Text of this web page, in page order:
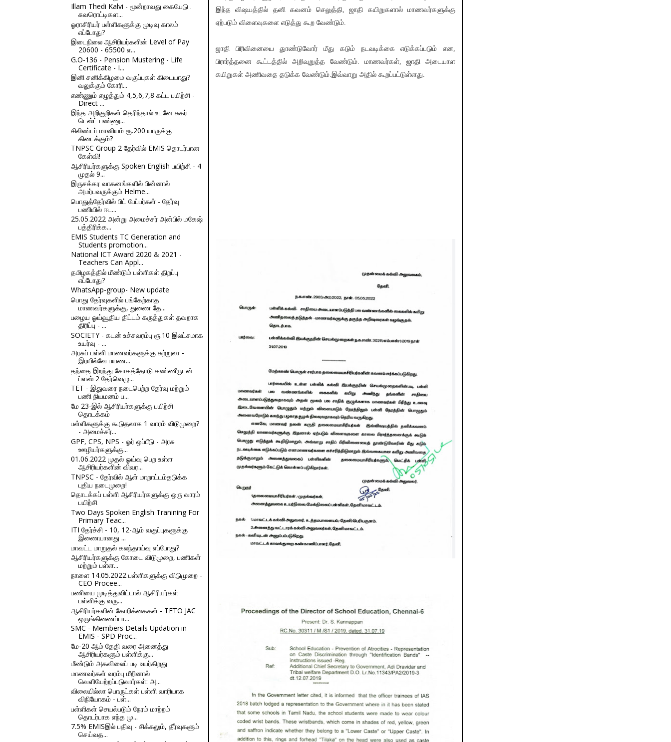
Illam Thedi Kalvi - மூன்றாவது கையேடு .
சுவரொட்டிகள...
ஓராசிரியர் பள்ளிகளுக்கு முடிவு காலம்
எப்போது?
இடைநிலை ஆசிரியர்களின் Level of Pay
20600 - 65500 எ...
G.O-136 - Pension Mustering - Life
Certificate - I...
இனி சனிக்கிழமை வகுப்புகள் கிடையாது?
வலுக்கும் கோரி...
எண்ணும் எழுத்தும் 4,5,6,7,8 கட்ட பயிற்சி -
Direct ...
இந்த அறிகுறிகள் தெரிந்தால் உடனே சுகர்
டெஸ்ட் பண்ணு...
சிலிண்டா் மானியம் ரூ.200 யாருக்கு
கிடைக்கும்?
TNPSC Group 2 தேர்வில் EMIS தொடர்பான
கேள்வி!
ஆசிரியர்களுக்கு Spoken English பயிற்சி - 4
முதல் 9...
இருசக்கர வாகனங்களில் பின்னால்
அமர்பவருக்கும் Helme...
பொதுத்தேர்வில் பிட் பேப்பர்கள் - தேர்வு
பணியில் ஈட...
25.05.2022 அன்று அமைச்சர் அன்பில் மகேஷ்
பத்திரிக்க...
EMIS Students TC Generation and
Students promotion...
National ICT Award 2020 & 2021 -
Teachers Can Appl...
தமிழகத்தில் மீண்டும் பள்ளிகள் திறப்பு
எப்போது?
WhatsApp-group- New update
பொது தேர்வுகளில் பங்கேற்காத
மாணவர்களுக்கு, துணை தே...
பழைய ஓய்வூதிய திட்டம் கருத்துகள் தவறாக
திரிப்பு - ...
SOCIETY - கடன் உச்சவரம்பு ரூ.10 இலட்சமாக
உயர்வு - ...
அரசுப் பள்ளி மாணவர்களுக்கு சுற்றுலா -
இரயில்வே பயண...
தந்தை இறந்து சோகத்தோடு கண்ணீருடன்
ப்ளஸ் 2 தேர்வெழு...
TET - இதுவரை நடைபெற்ற தேர்வு மற்றும்
பணி நியமனம் ப...
மே 23-இல் ஆசிரியா்களுக்கு பயிற்சி
தொடக்கம்
பள்ளிகளுக்கு கூடுதலாக 1 வாரம் விடுமுறை?
- அமைச்சர்...
GPF, CPS, NPS - ஓர் ஒப்பீடு - அரசு
ஊழியர்களுக்கு...
01.06.2022 முதல் ஓய்வு பெற உள்ள
ஆசிரியர்களின் விவர...
TNPSC - தேர்வில் ஆள் மாறாட்டம்தடுக்க
புதிய நடைமுறை!
தொடக்கப் பள்ளி ஆசிரியர்களுக்கு ஒரு வாரம்
பயிற்சி
Two Days Spoken English Tranining For
Primary Teac...
ITI தேர்ச்சி - 10, 12-ஆம் வகுப்புகளுக்கு
இணையானது ...
மாவட்ட மாறுதல் கலந்தாய்வு எப்போது?
ஆசிரியர்களுக்கு கோடை விடுமுறை, பணிகள்
மற்றும் பள்ள...
நாளை 14.05.2022 பள்ளிகளுக்கு விடுமுறை -
CEO Procee...
பணியை முடித்துவிட்டால் ஆசிரியர்கள்
பள்ளிக்கு வரு...
ஆசிரியர்களின் கோரிக்கைகள் - TETO JAC
ஒருங்கிணைப்பா...
SMC - Members Details Updation in
EMIS - SPD Proc...
மே-20 ஆம் தேதி வரை அனைத்து
ஆசிரியர்களும் பள்ளிக்கு...
மீண்டும் அகவிலைப் படி உயர்கிறது
மாணவர்கள் வரம்பு மீறினால்
வெளியேற்றப்படுவார்கள்: அ...
விலையில்லா பொருட்கள் பள்ளி வாரியாக
விநியோகம் - பள்...
பள்ளிகள் செயல்படும் நேரம் மாற்றம்
தொடர்பாக எந்த மு...
7.5% EMISஇல் பதிவு - சிக்கலும், தீர்வுகளும்
செய்வத...
இந்த விஷயத்தில் தனி கவனம் செலுத்தி, ஜாதி கயிறுகளால் மாணவர்களுக்கு
ஏற்படும் விளைவுகளை எடுத்து கூற வேண்டும்.
ஜாதி பிரிவினையை துாண்டுவோர் மீது கடும் நடவடிக்கை எடுக்கப்படும் என,
பிரார்த்தனை கூட்டத்தில் அறிவுறுத்த வேண்டும். மாணவர்கள், ஜாதி அடையாள
கயிறுகள் அணிவதை தடுக்க வேண்டும்.இவ்வாறு அதில் கூறப்பட்டுள்ளது.